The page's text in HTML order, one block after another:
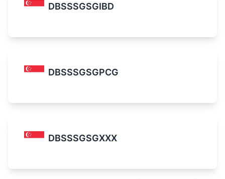
DBSSSGSGIBD
DBSSSGSGPCG
DBSSSGSGXXX